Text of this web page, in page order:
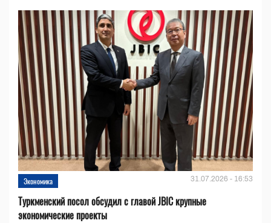
Экономика 31.07.2026 - 16:53
Туркменский посол обсудил с главой JBIC крупные
экономические проекты